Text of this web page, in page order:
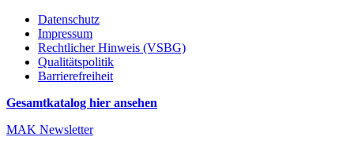
Datenschutz
Impressum
Rechtlicher Hinweis (VSBG)
Qualitätspolitik
Barrierefreiheit
Gesamtkatalog hier ansehen
MAK Newsletter